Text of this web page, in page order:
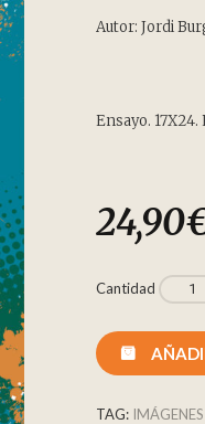
Autor: Jordi
Ensayo.
24,90
Cantidad
TAG: